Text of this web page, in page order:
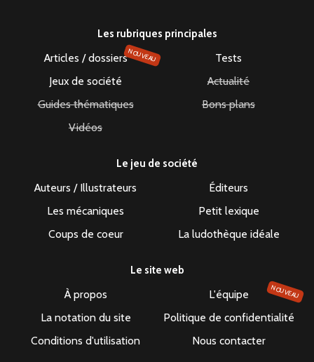
Les rubriques principales
Articles / dossiersNOUVEAU
Tests
Jeux de société
Actualité
Guides thématiques
Bons plans
Vidéos
Le jeu de société
Auteurs / Illustrateurs
Éditeurs
Les mécaniques
Petit lexique
Coups de coeur
La ludothèque idéale
Le site web
À propos L'équipe NOUVEAU
La notation du site
Politique de confidentialité
Conditions d'utilisation
Nous contacter